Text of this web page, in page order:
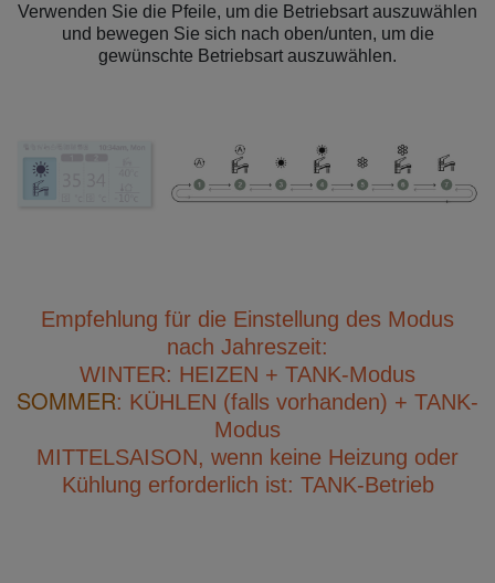
Verwenden Sie die Pfeile, um die Betriebsart auszuwählen
und bewegen Sie sich nach oben/unten, um die
gewünschte Betriebsart auszuwählen.
Empfehlung für die Einstellung des Modus
nach Jahreszeit:
WINTER: HEIZEN + TANK-Modus
SOMMER: KÜHLEN (falls vorhanden) + TANK-
Modus
MITTELSAISON, wenn keine Heizung oder
Kühlung erforderlich ist: TANK-Betrieb